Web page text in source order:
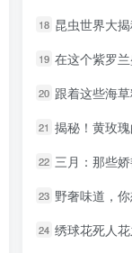
18 昆虫世界大揭
19 在这个紫罗兰盛
20 跟着这些海草
21 揭秘！黄玫
22 三月：那些
23 野奢味道，
24 绣球花死人
18 昆虫世界大揭
19 在这个紫罗兰盛
20 跟着这些海草
21 揭秘！黄玫
22 三月：那些
23 野奢味道，
24 绣球花死人